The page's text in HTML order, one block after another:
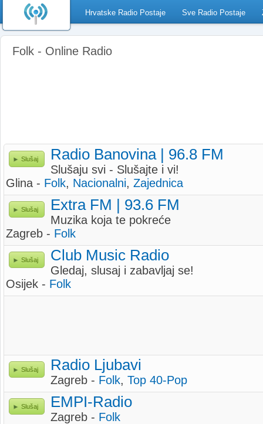
Hrvatske Radio Postaje Sve Radio Postaje
Folk - Online Radio
Slušaj Radio Banovina | 96.8 FM
Slušaju svi - Slušajte i vi!
Glina - Folk, Nacionalni, Zajednica
Slušaj Extra FM | 93.6 FM
Muzika koja te pokreće
Zagreb - Folk
Slušaj Club Music Radio
Gledaj, slusaj i zabavljaj se!
Osijek - Folk
Slušaj Radio Ljubavi
Zagreb - Folk, Top 40-Pop
Slušaj EMPI-Radio
Zagreb - Folk